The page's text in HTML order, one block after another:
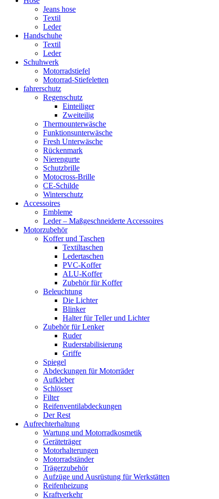
Jeans hose
Textil
Leder
Handschuhe
Textil
Leder
Schuhwerk
Motorradstiefel
Motorrad-Stiefeletten
fahrerschutz
Regenschutz
Einteiliger
Zweiteilig
Thermounterwäsche
Funktionsunterwäsche
Fresh Unterwäsche
Rückenmark
Nierengurte
Schutzbrille
Motocross-Brille
CE-Schilde
Winterschutz
Accessoires
Embleme
Leder – Maßgeschneiderte Accessoires
Motorzubehör
Koffer und Taschen
Textiltaschen
Ledertaschen
PVC-Koffer
ALU-Koffer
Zubehör für Koffer
Beleuchtung
Die Lichter
Blinker
Halter für Teller und Lichter
Zubehör für Lenker
Ruder
Ruderstabilisierung
Griffe
Spiegel
Abdeckungen für Motorräder
Aufkleber
Schlösser
Filter
Reifenventilabdeckungen
Der Rest
Aufrechterhaltung
Wartung und Motorradkosmetik
Geräteträger
Motorhalterungen
Motorradständer
Trägerzubehör
Aufzüge und Ausrüstung für Werkstätten
Reifenheizung
Kraftverkehr